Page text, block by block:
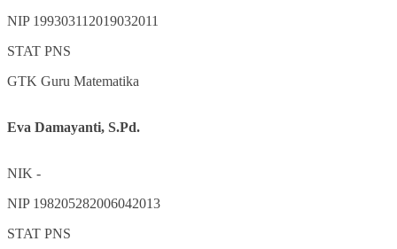
NIP 199303112019032011
STAT PNS
GTK Guru Matematika
Eva Damayanti, S.Pd.
NIK -
NIP 198205282006042013
STAT PNS